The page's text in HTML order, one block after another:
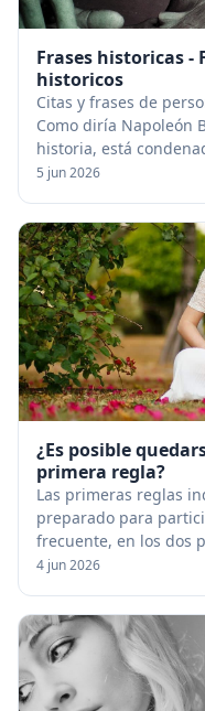
Frases historicas -
historicos
Citas y frases de
Como diría Napoleón
historia, está
forma de conocer
5 jun 2026
¿Es posible
primera regla?
Las primeras reglas
preparado para
frecuente, en los dos
es que no vengan
4 jun 2026